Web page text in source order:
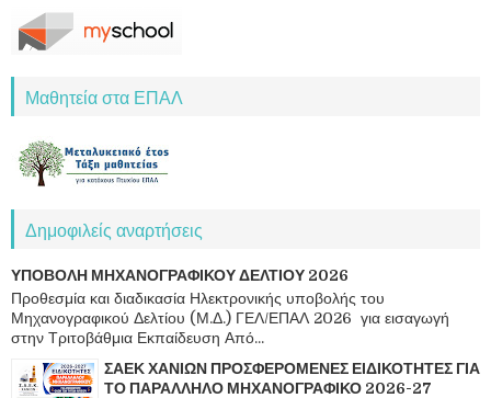
Μαθητεία στα ΕΠΑΛ
Δημοφιλείς αναρτήσεις
ΥΠΟΒΟΛΗ ΜΗΧΑΝΟΓΡΑΦΙΚΟΥ ΔΕΛΤΙΟΥ 2026
Προθεσμία και διαδικασία Ηλεκτρονικής υποβολής του
Μηχανογραφικού Δελτίου (Μ.Δ.) ΓΕΛ/ΕΠΑΛ 2026 για εισαγωγή
στην Τριτοβάθμια Εκπαίδευση Από...
ΣΑΕΚ ΧΑΝΙΩΝ ΠΡΟΣΦΕΡΟΜΕΝΕΣ ΕΙΔΙΚΟΤΗΤΕΣ ΓΙΑ
ΤΟ ΠΑΡΑΛΛΗΛΟ ΜΗΧΑΝΟΓΡΑΦΙΚΟ 2026-27